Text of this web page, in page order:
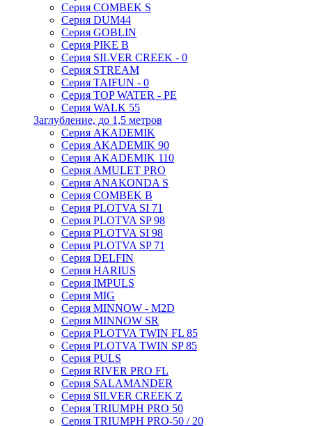
Серия COMBEK S
Серия DUM44
Серия GOBLIN
Серия PIKE B
Серия SILVER CREEK - 0
Серия STREAM
Серия TAIFUN - 0
Серия TOP WATER - PE
Серия WALK 55
Заглубление, до 1,5 метров
Серия AKADEMIK
Серия AKADEMIK 90
Серия AKADEMIK 110
Серия AMULET PRO
Серия ANAKONDA S
Серия COMBEK B
Серия PLOTVA SI 71
Серия PLOTVA SP 98
Серия PLOTVA SI 98
Серия PLOTVA SP 71
Серия DELFIN
Серия HARIUS
Серия IMPULS
Серия MIG
Серия MINNOW - M2D
Серия MINNOW SR
Серия PLOTVA TWIN FL 85
Серия PLOTVA TWIN SP 85
Серия PULS
Серия RIVER PRO FL
Серия SALAMANDER
Серия SILVER CREEK Z
Серия TRIUMPH PRO 50
Серия TRIUMPH PRO-50 / 20